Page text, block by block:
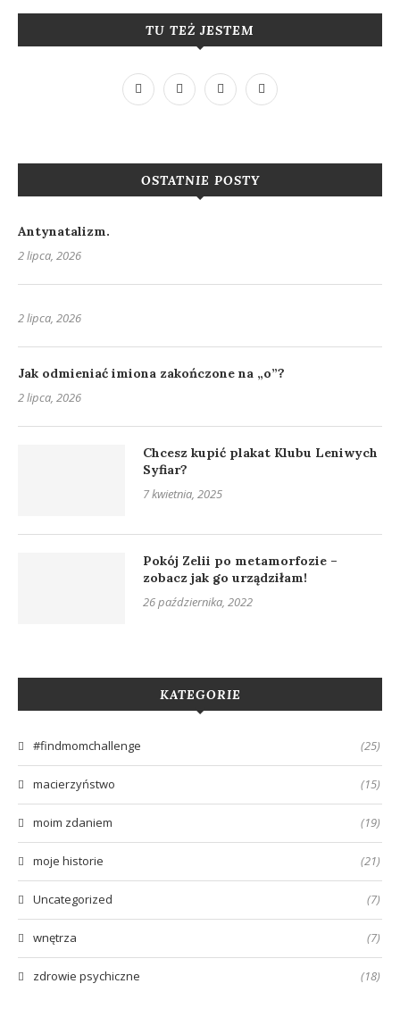
TU TEŻ JESTEM
OSTATNIE POSTY
Antynatalizm.
2 lipca, 2026
2 lipca, 2026
Jak odmieniać imiona zakończone na „o”?
2 lipca, 2026
Chcesz kupić plakat Klubu Leniwych
Syfiar?
7 kwietnia, 2025
Pokój Zelii po metamorfozie –
zobacz jak go urządziłam!
26 października, 2022
KATEGORIE
#findmomchallenge (25)
macierzyństwo (15)
moim zdaniem (19)
moje historie (21)
Uncategorized (7)
wnętrza (7)
zdrowie psychiczne (18)